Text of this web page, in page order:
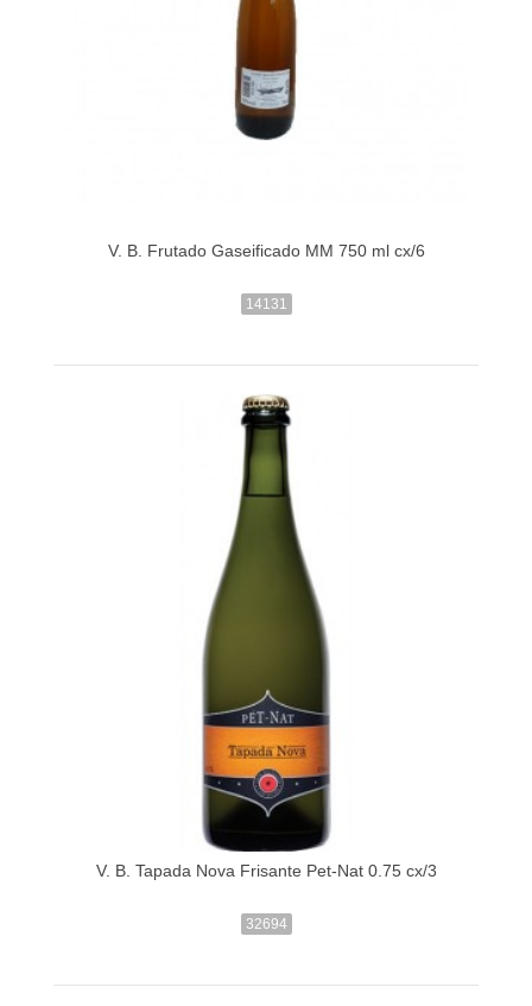
V. B. Frutado Gaseificado MM 750 ml cx/6
14131
V. B. Tapada Nova Frisante Pet-Nat 0.75 cx/3
32694